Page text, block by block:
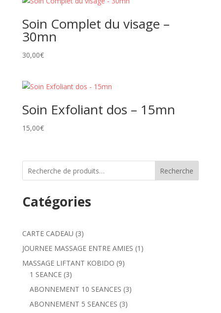
Soin Complet du visage –
30mn
30,00€
Soin Exfoliant dos – 15mn
15,00€
Recherche
Catégories
CARTE CADEAU 33
produits
JOURNEE MASSAGE ENTRE AMIES 1 1
MASSAGE LIFTANT KOBIDO 99
1 SEANCE 33
produits
ABONNEMENT 10 SEANCES 33
ABONNEMENT 5 SEANCES 33